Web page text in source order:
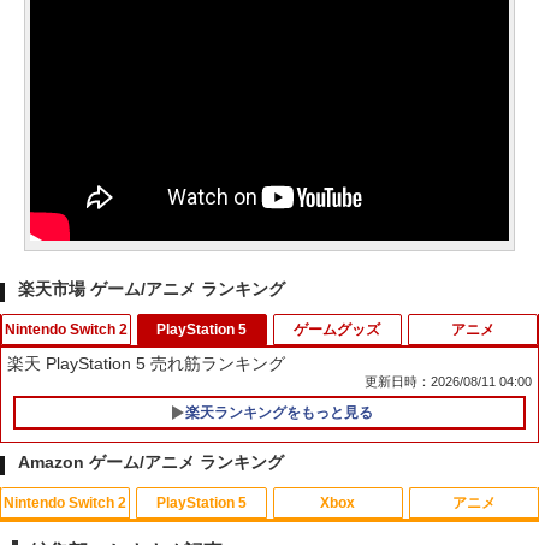
楽天市場 ゲーム/アニメ ランキング
Nintendo Switch 2
1
Switch2 保護フィルム スイッチ2 保護フ
ィルム switch2 フィルム Switch2 ガラ
スフィルム スイッチ2 フィルム ガイド
貼り付け キット カバー Switch 2 本体
アクセサリー Nintendo Switch2 ケース
可 透明 ブルーライト カット 99％ FIRM
PlayStation 5
楽天 PlayStation 5 売れ筋ランキング
更新日時：2026/08/11 04:00
楽天ランキングをもっと見る
ゲームグッズ
1
【中古】PS2 龍が如く2 PS2 the Be
st
アニメ
1
劇場版「鬼滅の刃」無限城編 第一章 猗
窩座再来(通常版)【Blu-ray】 [ 吾峠呼世
Amazon ゲーム/アニメ ランキング
Nintendo Switch 2 PlayStation 5 Xbox アニメ